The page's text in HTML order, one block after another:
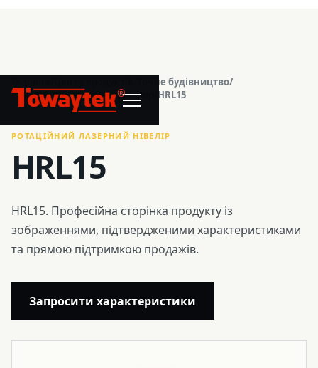
®
Точне будівництво/
Ротаційний лазерний нівелір
HRL15
РОТАЦІЙНИЙ ЛАЗЕРНИЙ НІВЕЛІР
HRL15
HRL15. Професійна сторінка продукту із
зображеннями, підтвердженими характеристиками
та прямою підтримкою продажів.
Запросити характеристики